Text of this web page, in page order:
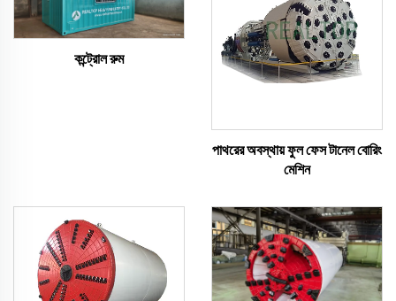
কন্ট্রোল রুম
পাথরের অবস্থায় ফুল ফেস টানেল বোরিং
মেশিন